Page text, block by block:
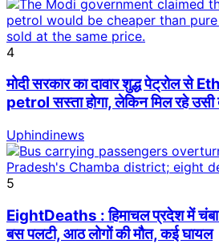
4
मोदी सरकार का दावार शुद्ध पेट्रोल
petrol सस्ता होगा, लेकिन मिल रहे उसी
Uphindinews
5
EightDeaths : हिमाचल प्रदेश में चंबा
बस पलटी, आठ लोगों की मौत, कई घायल